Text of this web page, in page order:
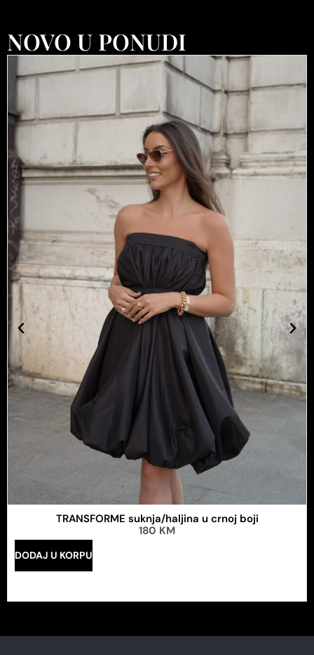
NOVO U PONUDI
TRANSFORME suknja/haljina u crnoj boji
180 KM
DODAJ U KORPU